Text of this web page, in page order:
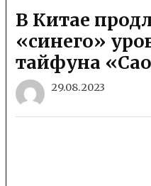
В Китае
«синего»
тайфуна
29.08.2023